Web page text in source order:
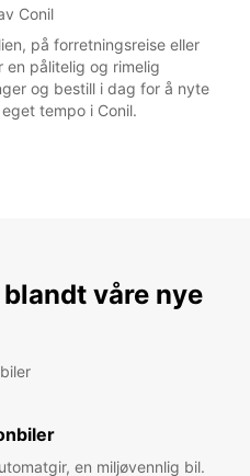
Conil
på forretningsreise eller
en pålitelig og rimelig
og bestill i dag for å nyte
tempo i Conil.
våre nye
en miljøvennlig bil.